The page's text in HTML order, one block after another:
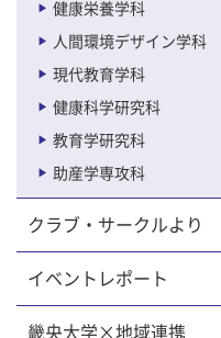
健康栄養学科
人間環境デザイン学科
現代教育学科
健康科学研究科
教育学研究科
助産学専攻科
クラブ・サークルより
イベントレポート
畿央大学×地域連携